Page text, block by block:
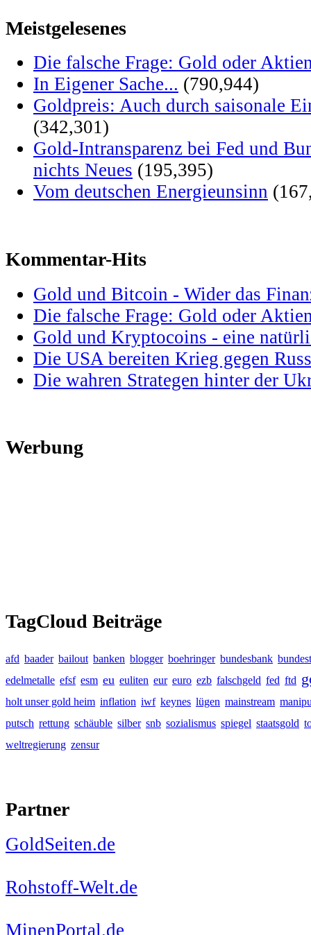
Meistgelesenes
Die falsche Frage: Gold oder
In Eigener Sache... (790,944)
Goldpreis: Auch durch saisonale
(342,301)
Gold-Intransparenz bei Fed und
nichts Neues (195,395)
Vom deutschen Energieunsinn
Kommentar-Hits
Gold und Bitcoin - Wider das
Die falsche Frage: Gold oder
Gold und Kryptocoins - eine
Die USA bereiten Krieg gegen
Die wahren Strategen hinter der
Werbung
TagCloud Beiträge
afd baader bailout banken blogger boehringer bundesbank
edelmetalle efsf esm eu euliten eur euro ezb falschgeld fed ftd
holt unser gold heim inflation iwf keynes lügen mainstream
putsch rettung schäuble silber snb sozialismus spiegel staatsgold
weltregierung zensur
Partner
GoldSeiten.de
Rohstoff-Welt.de
MinenPortal.de